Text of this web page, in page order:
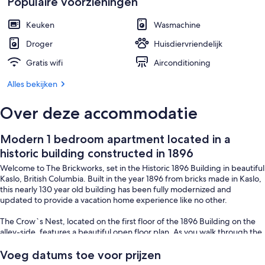
Details aan de buitenkant
Keuken
Wasmachine
Droger
Huisdiervriendelijk
Gratis wifi
Airconditioning
Alles bekijken
Over deze accommodatie
Modern 1 bedroom apartment located in a
historic building constructed in 1896
Welcome to The Brickworks, set in the Historic 1896 Building in beautiful
Kaslo, British Columbia. Built in the year 1896 from bricks made in Kaslo,
this nearly 130 year old building has been fully modernized and
updated to provide a vacation home experience like no other.
The Crow`s Nest, located on the first floor of the 1896 Building on the
alley-side, features a beautiful open floor plan. As you walk through the
meals. You`ll then flow into the cozy living room which includes a sofa
Voeg datums toe voor prijzen